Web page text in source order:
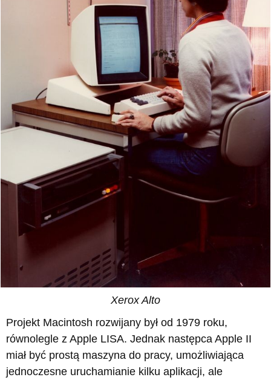
Xerox Alto
Projekt Macintosh rozwijany był od 1979 roku,
równolegle z Apple LISA. Jednak następca Apple II
miał być prostą maszyna do pracy, umożliwiająca
jednoczesne uruchamianie kilku aplikacji, ale